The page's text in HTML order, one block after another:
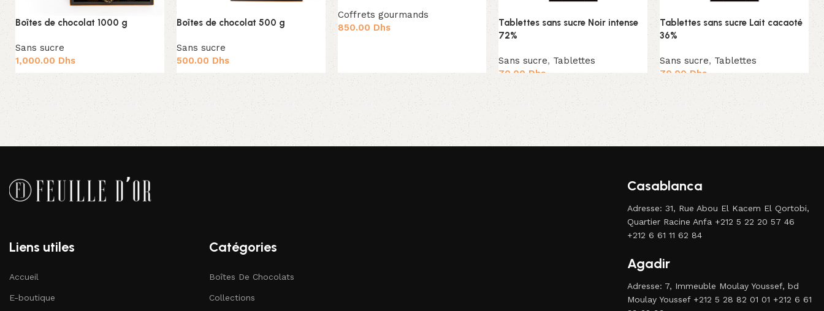
Boîtes de chocolat 1000 g
Sans sucre
1,000.00 Dhs
Boîtes de chocolat 500 g
Sans sucre
500.00 Dhs
Coffrets gourmands
850.00 Dhs
Tablettes sans sucre Noir intense
72%
Sans sucre, Tablettes
70.00Dhs
Tablettes sans sucre Lait cacaoté
36%
Sans sucre, Tablettes
70.00Dhs
Liens utiles
Accueil
E-boutique
Catégories
Boîtes De Chocolats
Collections
Casablanca
Adresse: 31, Rue Abou El Kacem El Qortobi,
Quartier Racine Anfa +212 5 22 20 57 46
+212 6 61 11 62 84
Agadir
Adresse: 7, Immeuble Moulay Youssef, bd
Moulay Youssef +212 5 28 82 01 01 +212 6 61